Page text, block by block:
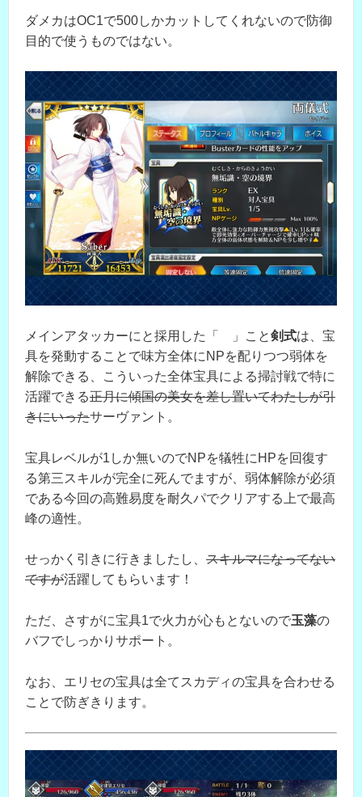
ダメカはOC1で500しかカットしてくれないので防御
目的で使うものではない。
メインアタッカーにと採用した「 」こと剣式は、宝
具を発動することで味方全体にNPを配りつつ弱体を
解除できる、こういった全体宝具による掃討戦で特に
活躍できる正月に傾国の美女を差し置いてわたしが引
きにいったサーヴァント。
宝具レベルが1しか無いのでNPを犠牲にHPを回復す
る第三スキルが完全に死んでますが、弱体解除が必須
である今回の高難易度を耐久パでクリアする上で最高
峰の適性。
せっかく引きに行きましたし、 スキルマになってない
ですが活躍してもらいます！
ただ、さすがに宝具1で火力が心もとないので玉藻の
バフでしっかりサポート。
なお、エリセの宝具は全てスカディの宝具を合わせる
ことで防ぎきります。